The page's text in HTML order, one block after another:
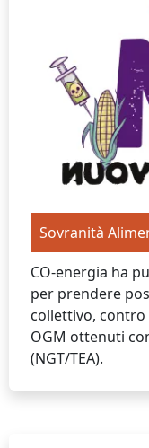
Sovranità
CO-energia ha
per prendere
collettivo,
OGM ottenuti
(NGT/TEA).